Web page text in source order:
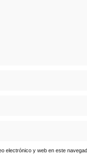
electrónico y web en este